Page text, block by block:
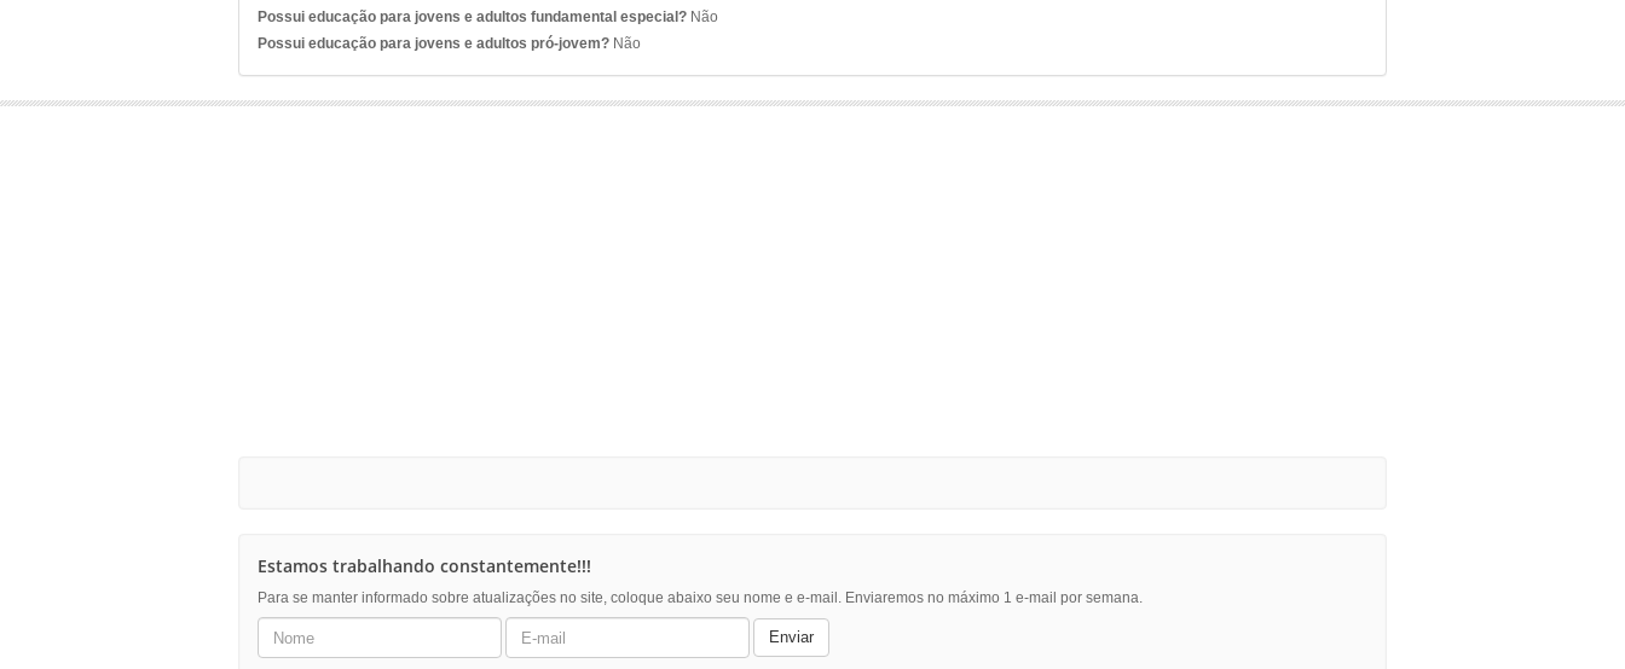
Possui educação para jovens e adultos fundamental especial? Não
Possui educação para jovens e adultos pró-jovem? Não
Estamos trabalhando constantemente!!!
Para se manter informado sobre atualizações no site, coloque abaixo seu nome e e-mail. Enviaremos no máximo 1 e-mail por semana.
Enviar